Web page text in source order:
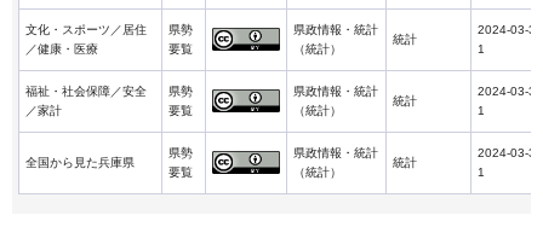
文化・スポーツ／居住
／健康・医療
県勢
要覧
県政情報・統計
（統計）
統計
2024-03-3
1
福祉・社会保障／安全
／家計
県勢
要覧
県政情報・統計
（統計）
統計
2024-03-3
1
全国から見た兵庫県
県勢
要覧
県政情報・統計
（統計）
統計
2024-03-3
1